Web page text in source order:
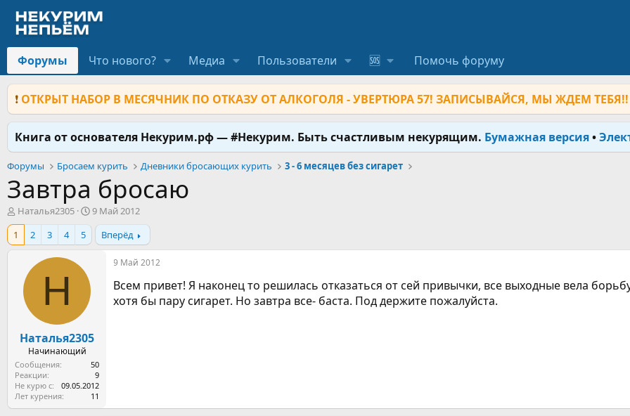
Форумы Что нового? Медиа Пользователи 🆘 Помочь форуму
❗ ОТКРЫТ НАБОР В МЕСЯЧНИК ПО ОТКАЗУ ОТ АЛКОГОЛЯ - УВЕРТЮРА 57! ЗАПИСЫВАЙСЯ, МЫ ЖДЕМ ТЕБЯ!!
Книга от основателя Некурим.рф — #Некурим. Быть счастливым некурящим. Бумажная версия•
Форумы Бросаем курить Дневники бросающих курить 3 - 6 месяцев без сигарет
Завтра бросаю
А
в
о
м
Наталья2305
Д
9 Май 2012
1
2 3 4 5 Вперёд
Н
Наталья2305
Начинающий
Сообщения
50
Реакции
9
Не курю с
09.05.2012
Лет курения
11
9 Май 2012
Всем привет! Я наконец то решилась отказаться от сей привычки, все выходные вела
хотя бы пару сигарет. Но завтра все- баста. Под держите пожалуйста.